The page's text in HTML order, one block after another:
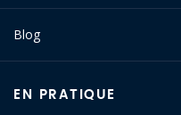
Blog
EN PRATIQUE